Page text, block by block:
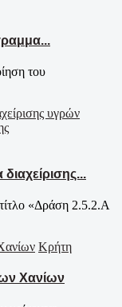
του
«Δράση 2.5.2.Α
Κρήτη
Χανίων